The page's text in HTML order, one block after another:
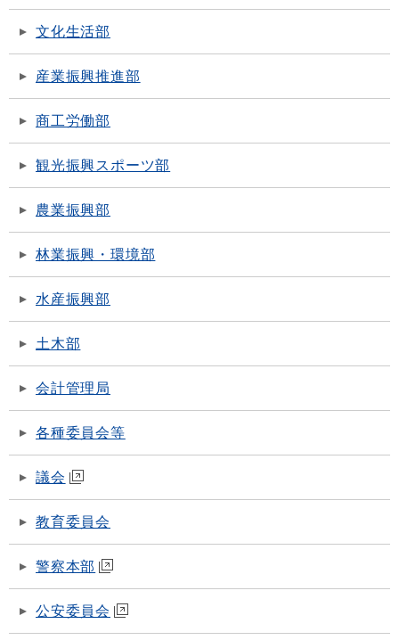
文化生活部
産業振興推進部
商工労働部
観光振興スポーツ部
農業振興部
林業振興・環境部
水産振興部
土木部
会計管理局
各種委員会等
議会
教育委員会
警察本部
公安委員会